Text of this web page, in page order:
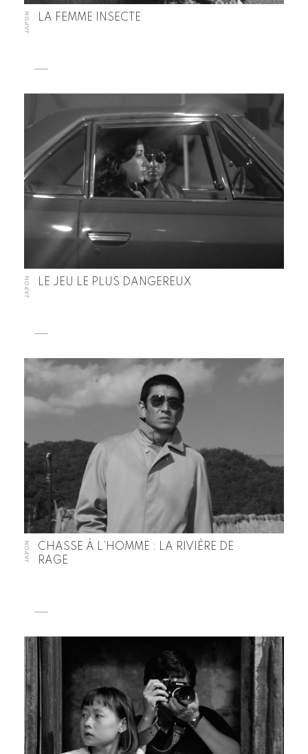
JAPON LA FEMME INSECTE
JAPON LE JEU LE PLUS DANGEREUX
JAPON
CHASSE À L’HOMME : LA RIVIÈRE DE
RAGE